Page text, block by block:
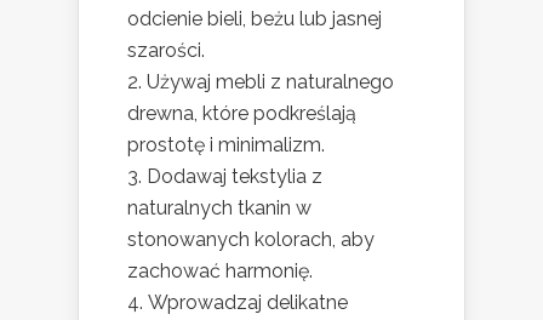
odcienie bieli, beżu lub jasnej
szarości.
Używaj mebli z naturalnego
drewna, które podkreślają
prostotę i minimalizm.
Dodawaj tekstylia z
naturalnych tkanin w
stonowanych kolorach, aby
zachować harmonię.
Wprowadzaj delikatne